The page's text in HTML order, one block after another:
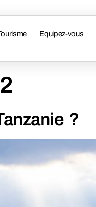
Equipez-vous
?